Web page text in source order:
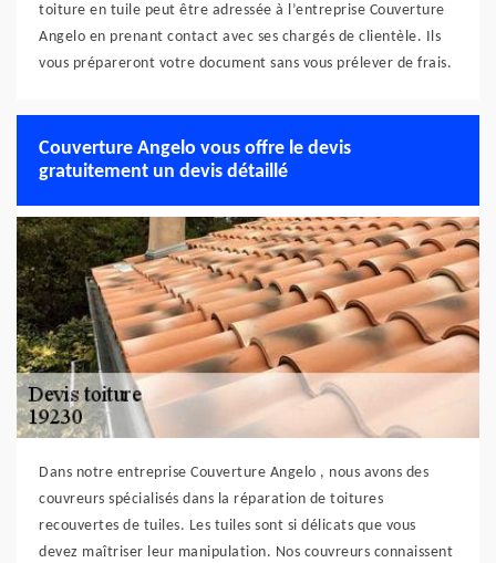
toiture en tuile peut être adressée à l’entreprise Couverture
Angelo en prenant contact avec ses chargés de clientèle. Ils
vous prépareront votre document sans vous prélever de frais.
Couverture Angelo vous offre le devis
gratuitement un devis détaillé
Dans notre entreprise Couverture Angelo , nous avons des
couvreurs spécialisés dans la réparation de toitures
recouvertes de tuiles. Les tuiles sont si délicats que vous
devez maîtriser leur manipulation. Nos couvreurs connaissent